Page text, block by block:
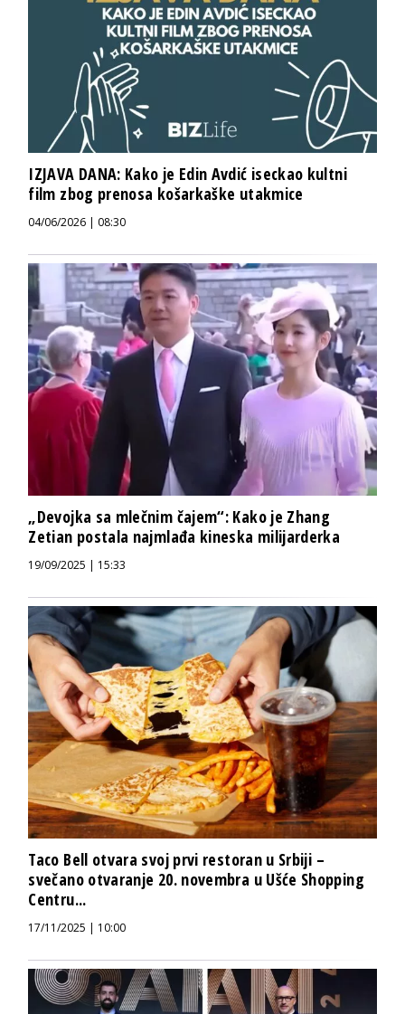
IZJAVA DANA: Kako je Edin Avdić iseckao kultni
film zbog prenosa košarkaške utakmice
04/06/2026 | 08:30
„Devojka sa mlečnim čajem“: Kako je Zhang
Zetian postala najmlađa kineska milijarderka
19/09/2025 | 15:33
Taco Bell otvara svoj prvi restoran u Srbiji –
svečano otvaranje 20. novembra u Ušće Shopping
Centru...
17/11/2025 | 10:00